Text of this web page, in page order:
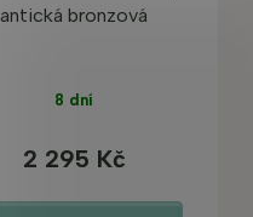
antická bronzová
8 dní
2 295 Kč